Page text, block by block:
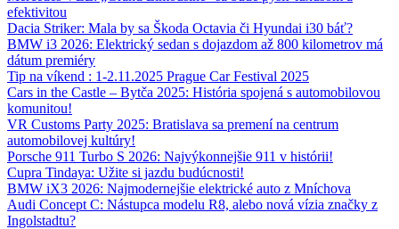
efektivitou
Dacia Striker: Mala by sa Škoda Octavia či Hyundai i30 báť?
BMW i3 2026: Elektrický sedan s dojazdom až 800 kilometrov má
dátum premiéry
Tip na víkend : 1-2.11.2025 Prague Car Festival 2025
Cars in the Castle – Bytča 2025: História spojená s automobilovou
komunitou!
VR Customs Party 2025: Bratislava sa premení na centrum
automobilovej kultúry!
Porsche 911 Turbo S 2026: Najvýkonnejšie 911 v histórii!
Cupra Tindaya: Užite si jazdu budúcnosti!
BMW iX3 2026: Najmodernejšie elektrické auto z Mníchova
Audi Concept C: Nástupca modelu R8, alebo nová vízia značky z
Ingolstadtu?